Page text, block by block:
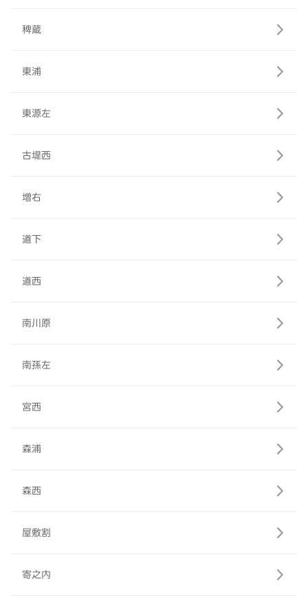
稗蔵
東浦
東源左
古堤西
増右
道下
道西
南川原
南孫左
宮西
森浦
森西
屋敷割
寄之内